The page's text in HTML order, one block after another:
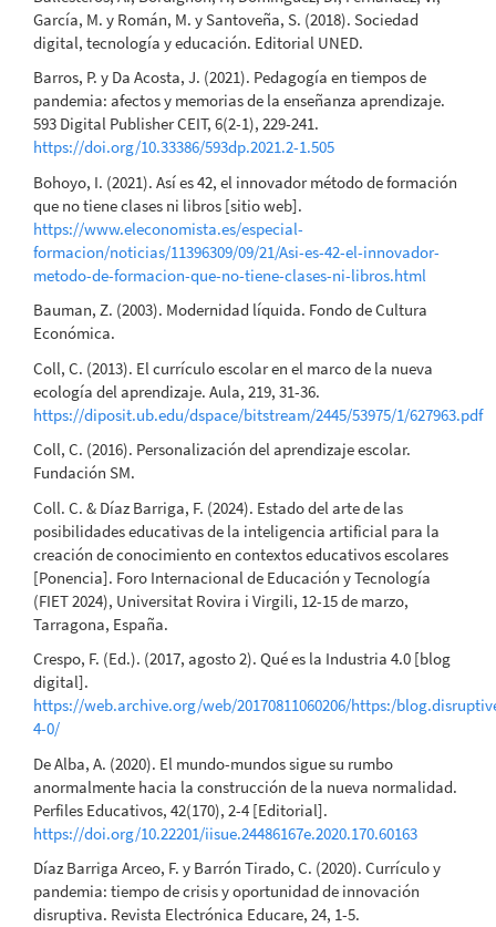
García, M. y Román, M. y Santoveña, S. (2018). Sociedad
digital, tecnología y educación. Editorial UNED.
Barros, P. y Da Acosta, J. (2021). Pedagogía en tiempos de
pandemia: afectos y memorias de la enseñanza aprendizaje.
593 Digital Publisher CEIT, 6(2-1), 229-241.
https://doi.org/10.33386/593dp.2021.2-1.505
Bohoyo, I. (2021). Así es 42, el innovador método de formación
que no tiene clases ni libros [sitio web].
https://www.eleconomista.es/especial-
formacion/noticias/11396309/09/21/Asi-es-42-el-innovador-
metodo-de-formacion-que-no-tiene-clases-ni-libros.html
Bauman, Z. (2003). Modernidad líquida. Fondo de Cultura
Económica.
Coll, C. (2013). El currículo escolar en el marco de la nueva
ecología del aprendizaje. Aula, 219, 31-36.
https://diposit.ub.edu/dspace/bitstream/2445/53975/1/627963.pdf
Coll, C. (2016). Personalización del aprendizaje escolar.
Fundación SM.
Coll. C. & Díaz Barriga, F. (2024). Estado del arte de las
posibilidades educativas de la inteligencia artificial para la
creación de conocimiento en contextos educativos escolares
[Ponencia]. Foro Internacional de Educación y Tecnología
(FIET 2024), Universitat Rovira i Virgili, 12-15 de marzo,
Tarragona, España.
Crespo, F. (Ed.). (2017, agosto 2). Qué es la Industria 4.0 [blog
digital].
https://web.archive.org/web/20170811060206/https:/
4-0/
De Alba, A. (2020). El mundo-mundos sigue su rumbo
anormalmente hacia la construcción de la nueva normalidad.
Perfiles Educativos, 42(170), 2-4 [Editorial].
https://doi.org/10.22201/iisue.24486167e.2020.170.60163
Díaz Barriga Arceo, F. y Barrón Tirado, C. (2020). Currículo y
pandemia: tiempo de crisis y oportunidad de innovación
disruptiva. Revista Electrónica Educare, 24, 1-5.